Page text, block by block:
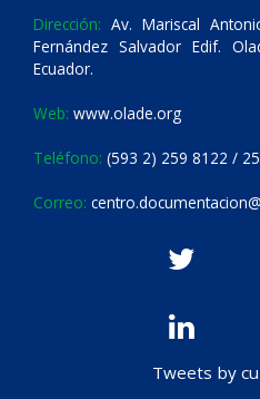
Dirección: Av. Mariscal
Fernández Salvador Edif.
Ecuador.
Web: www.olade.org
Teléfono: (593 2) 259 8122 /
Correo:
Tweets by